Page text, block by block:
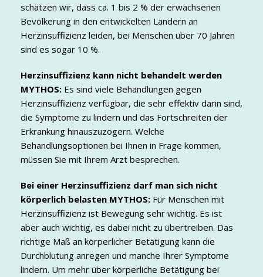
schätzen wir, dass ca. 1 bis 2 % der erwachsenen
Bevölkerung in den entwickelten Ländern an
Herzinsuffizienz leiden, bei Menschen über 70 Jahren
sind es sogar 10 %.
Herzinsuffizienz kann nicht behandelt werden
MYTHOS: Es sind viele Behandlungen gegen
Herzinsuffizienz verfügbar, die sehr effektiv darin sind,
die Symptome zu lindern und das Fortschreiten der
Erkrankung hinauszuzögern. Welche
Behandlungsoptionen bei Ihnen in Frage kommen,
müssen Sie mit Ihrem Arzt besprechen.
Bei einer Herzinsuffizienz darf man sich nicht
körperlich belasten MYTHOS: Für Menschen mit
Herzinsuffizienz ist Bewegung sehr wichtig. Es ist
aber auch wichtig, es dabei nicht zu übertreiben. Das
richtige Maß an körperlicher Betätigung kann die
Durchblutung anregen und manche Ihrer Symptome
lindern. Um mehr über körperliche Betätigung bei